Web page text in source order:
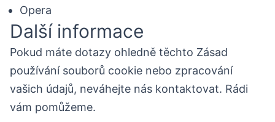
Opera
Další informace
Pokud máte dotazy ohledně těchto Zásad
používání souborů cookie nebo zpracování
vašich údajů, neváhejte nás kontaktovat. Rádi
vám pomůžeme.